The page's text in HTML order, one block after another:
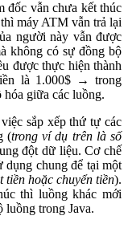
đốc vẫn chưa kết thúc
máy ATM vẫn trả lại
người này vẫn được
không có sự đồng bộ
được thực hiện thành
là 1.000$ → trong
hóa giữa các luồng.
sắp xếp thứ tự các
(trong ví dụ trên là số
đột dữ liệu. Cơ chế
dụng chung để tại một
tiền hoặc chuyển tiền).
thì luồng khác mới
trong Java.